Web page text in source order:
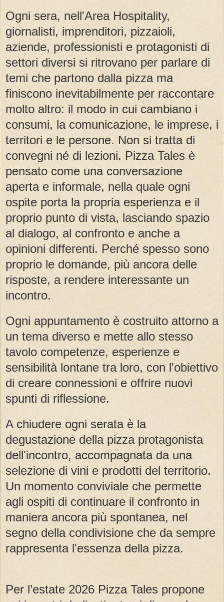
Ogni sera, nell'Area Hospitality,
giornalisti, imprenditori, pizzaioli,
aziende, professionisti e protagonisti di
settori diversi si ritrovano per parlare di
temi che partono dalla pizza ma
finiscono inevitabilmente per raccontare
molto altro: il modo in cui cambiano i
consumi, la comunicazione, le imprese, i
territori e le persone. Non si tratta di
convegni né di lezioni. Pizza Tales è
pensato come una conversazione
aperta e informale, nella quale ogni
ospite porta la propria esperienza e il
proprio punto di vista, lasciando spazio
al dialogo, al confronto e anche a
opinioni differenti. Perché spesso sono
proprio le domande, più ancora delle
risposte, a rendere interessante un
incontro.
Ogni appuntamento è costruito attorno a
un tema diverso e mette allo stesso
tavolo competenze, esperienze e
sensibilità lontane tra loro, con l'obiettivo
di creare connessioni e offrire nuovi
spunti di riflessione.
A chiudere ogni serata è la
degustazione della pizza protagonista
dell'incontro, accompagnata da una
selezione di vini e prodotti del territorio.
Un momento conviviale che permette
agli ospiti di continuare il confronto in
maniera ancora più spontanea, nel
segno della condivisione che da sempre
rappresenta l'essenza della pizza.
Per l’estate 2026 Pizza Tales propone